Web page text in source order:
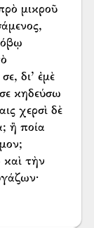
μικροῦ
δι’ ἐμὲ
κηδεύσω
χερσὶ δὲ
ἢ ποία
τὴν